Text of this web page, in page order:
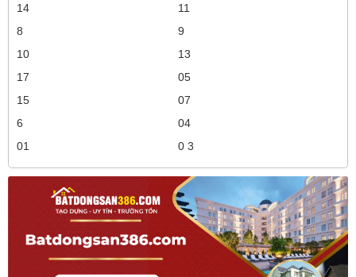
14
11
8
9
10
13
17
05
15
07
6
04
01
0 3